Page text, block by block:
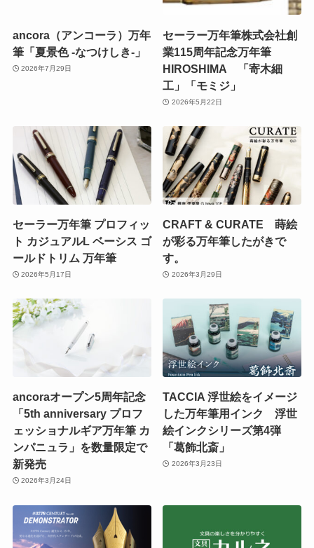
ancora（アンコーラ）万年
筆「夏景色 -なつけしき-」
2026年7月29日
セーラー万年筆株式会社創
業115周年記念万年筆
HIROSHIMA 「寄木細
工」「モミジ」
2026年5月22日
セーラー万年筆 プロフィッ
ト カジュアルL ベーシス ゴ
ールドトリム 万年筆
2026年5月17日
CRAFT & CURATE 蒔絵
が彩る万年筆したがきで
す。
2026年3月29日
ancoraオープン5周年記念
「5th anniversary プロフ
ェッショナルギア万年筆 カ
ンパニュラ」を数量限定で
新発売
2026年3月24日
TACCIA 浮世絵をイメージ
した万年筆用インク 浮世
絵インクシリーズ第4弾
「葛飾北斎」
2026年3月23日